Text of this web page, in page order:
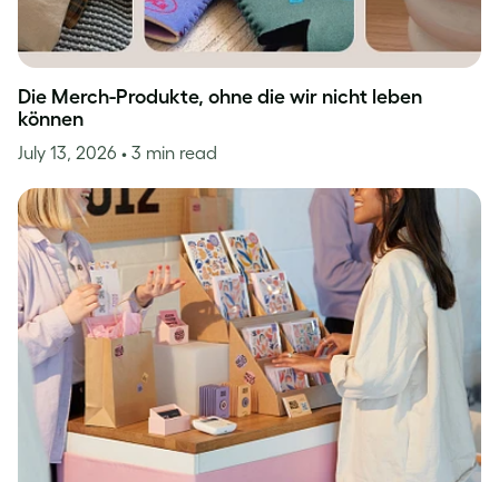
Die Merch-Produkte, ohne die wir nicht leben
können
July 13, 2026 • 3 min read